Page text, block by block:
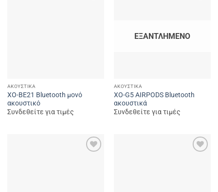
ΑΚΟΥΣΤΙΚΆ
XO-ΒΕ21 Bluetooth μονό
ακουστικό
Συνδεθείτε για τιμές
ΕΞΑΝΤΛΗΜΈΝΟ
ΑΚΟΥΣΤΙΚΆ
XO-G5 AIRPODS Bluetooth
ακουστικά
Συνδεθείτε για τιμές